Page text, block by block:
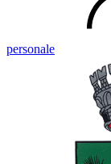
personale